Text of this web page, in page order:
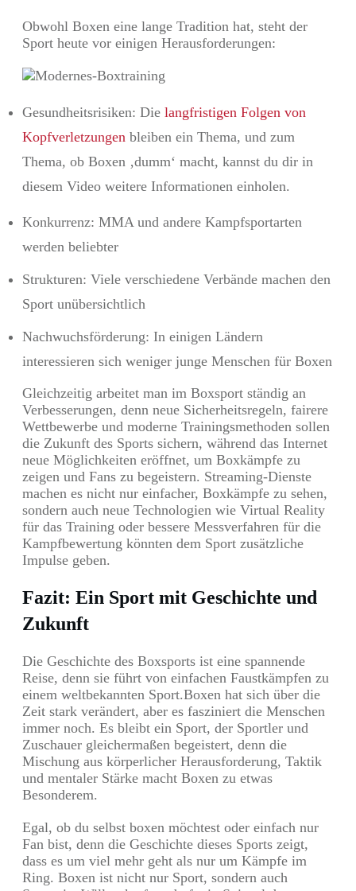
Obwohl Boxen eine lange Tradition hat, steht der
Sport heute vor einigen Herausforderungen:
Gesundheitsrisiken: Die langfristigen Folgen von
Kopfverletzungen bleiben ein Thema, und zum
Thema, ob Boxen ‚dumm‘ macht, kannst du dir in
diesem Video weitere Informationen einholen.
Konkurrenz: MMA und andere Kampfsportarten
werden beliebter
Strukturen: Viele verschiedene Verbände machen den
Sport unübersichtlich
Nachwuchsförderung: In einigen Ländern
interessieren sich weniger junge Menschen für Boxen
Gleichzeitig arbeitet man im Boxsport ständig an
Verbesserungen, denn neue Sicherheitsregeln, fairere
Wettbewerbe und moderne Trainingsmethoden sollen
die Zukunft des Sports sichern, während das Internet
neue Möglichkeiten eröffnet, um Boxkämpfe zu
zeigen und Fans zu begeistern. Streaming-Dienste
machen es nicht nur einfacher, Boxkämpfe zu sehen,
sondern auch neue Technologien wie Virtual Reality
für das Training oder bessere Messverfahren für die
Kampfbewertung könnten dem Sport zusätzliche
Impulse geben.
Fazit: Ein Sport mit Geschichte und
Zukunft
Die Geschichte des Boxsports ist eine spannende
Reise, denn sie führt von einfachen Faustkämpfen zu
einem weltbekannten Sport.Boxen hat sich über die
Zeit stark verändert, aber es fasziniert die Menschen
immer noch. Es bleibt ein Sport, der Sportler und
Zuschauer gleichermaßen begeistert, denn die
Mischung aus körperlicher Herausforderung, Taktik
und mentaler Stärke macht Boxen zu etwas
Besonderem.
Egal, ob du selbst boxen möchtest oder einfach nur
Fan bist, denn die Geschichte dieses Sports zeigt,
dass es um viel mehr geht als nur um Kämpfe im
Ring. Boxen ist nicht nur Sport, sondern auch